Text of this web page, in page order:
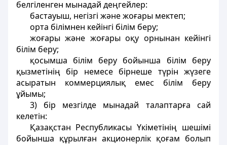
белгіленген мынадай деңгейлер:
бастауыш, негізгі және жоғары мектеп;
орта білімнен кейінгі білім беру;
жоғары және жоғары оқу орнынан кейінгі
білім беру;
қосымша білім беру бойынша білім беру
қызметінің бір немесе бірнеше түрін жүзеге
асыратын коммерциялық емес білім беру
ұйымы;
3) бiр мезгiлде мынадай талаптарға сай
келетiн:
Қазақстан Республикасы Үкіметінiң шешiмi
бойынша құрылған акционерлік қоғам болып